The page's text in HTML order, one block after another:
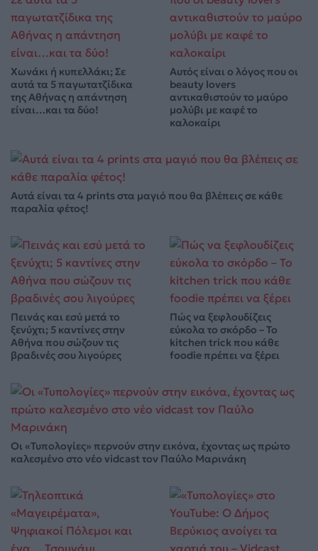
Χωνάκι ή κυπελλάκι; Σε
αυτά τα 5 παγωτατζίδικα
της Αθήνας η απάντηση
είναι…και τα δύο!
Αυτός είναι ο λόγος που οι
beauty lovers
αντικαθιστούν το μαύρο
μολύβι με καφέ το
καλοκαίρι
Αυτά είναι τα 4 prints στα μαγιό που θα βλέπεις σε κάθε
παραλία φέτος!
Πεινάς και εσύ μετά το
ξενύχτι; 5 καντίνες στην
Αθήνα που σώζουν τις
βραδινές σου λιγούρες
Πώς να ξεφλουδίζεις
εύκολα το σκόρδο – Το
kitchen trick που κάθε
foodie πρέπει να ξέρει
Οι «Τυπολογίες» περνούν στην εικόνα, έχοντας ως πρώτο
καλεσμένο στο νέο vidcast τον Παύλο Μαρινάκη